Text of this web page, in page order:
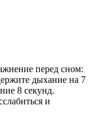
перед сном:
дыхание на 7
8 секунд.
и